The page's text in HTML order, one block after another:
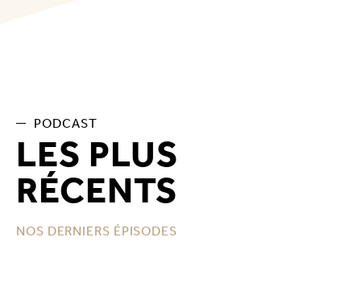
PODCAST
LES PLUS
RÉCENTS
NOS DERNIERS ÉPISODES